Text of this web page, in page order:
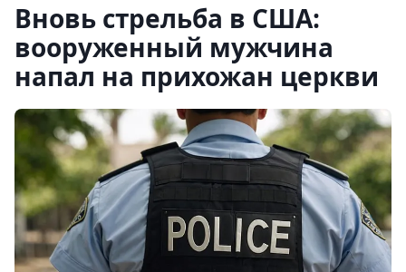
Вновь стрельба в США:
вооруженный мужчина
напал на прихожан церкви